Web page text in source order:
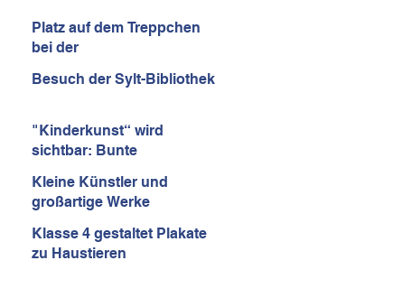
Platz auf dem Treppchen
bei der
Besuch der Sylt-Bibliothek
"Kinderkunst“ wird
sichtbar: Bunte
den Rathauspark!
Kleine Künstler und
großartige Werke
Klasse 4 gestaltet Plakate
zu Haustieren